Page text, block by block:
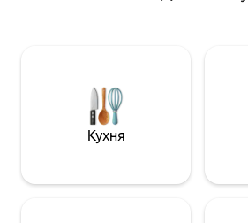
двоспальним ліжком та розкішним
розкладним диваном-сидінням на
дереві, з розміром ліжка
королівського розміру, красива
Квартира може зручно розмістити
Кухня